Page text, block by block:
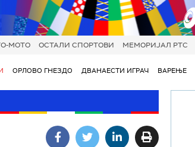
МОТО ОСТАЛИ СПОРТОВИ МЕМОРИЈАЛ РТС
ОРЛОВО ГНЕЗДО ДВАНАЕСТИ ИГРАЧ ВАРЕЊЕ